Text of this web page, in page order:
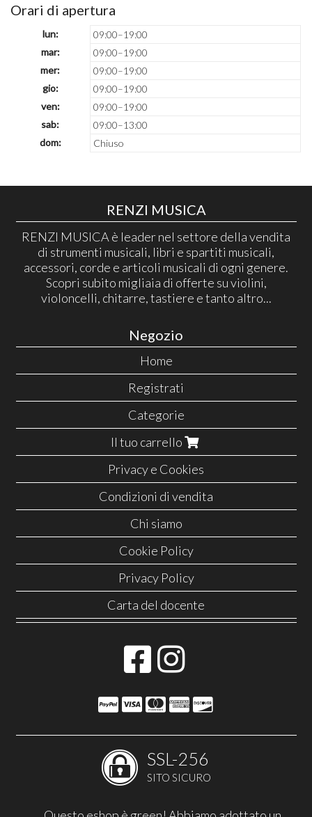
Orari di apertura
lun:
09:00–19:00
mar:
09:00–19:00
mer:
09:00–19:00
gio:
09:00–19:00
ven:
09:00–19:00
sab:
09:00–13:00
dom:
Chiuso
RENZI MUSICA
RENZI MUSICA è leader nel settore della vendita
di strumenti musicali, libri e spartiti musicali,
accessori, corde e articoli musicali di ogni genere.
Scopri subito migliaia di offerte su violini,
violoncelli, chitarre, tastiere e tanto altro...
Negozio
Home
Registrati
Categorie
Il tuo carrello
Privacy e Cookies
Condizioni di vendita
Chi siamo
Cookie Policy
Privacy Policy
Carta del docente
SSL-256
SITO SICURO